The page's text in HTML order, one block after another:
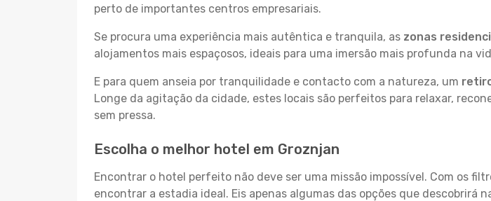
perto de importantes centros empresariais.
Se procura uma experiência mais autêntica e tranquila, as zonas
alojamentos mais espaçosos, ideais para uma imersão mais profunda na
E para quem anseia por tranquilidade e contacto com a natureza, um
Longe da agitação da cidade, estes locais são perfeitos para relaxar,
sem pressa.
Escolha o melhor hotel em Groznjan
Encontrar o hotel perfeito não deve ser uma missão impossível. Com os
encontrar a estadia ideal. Eis apenas algumas das opções que descobrirá